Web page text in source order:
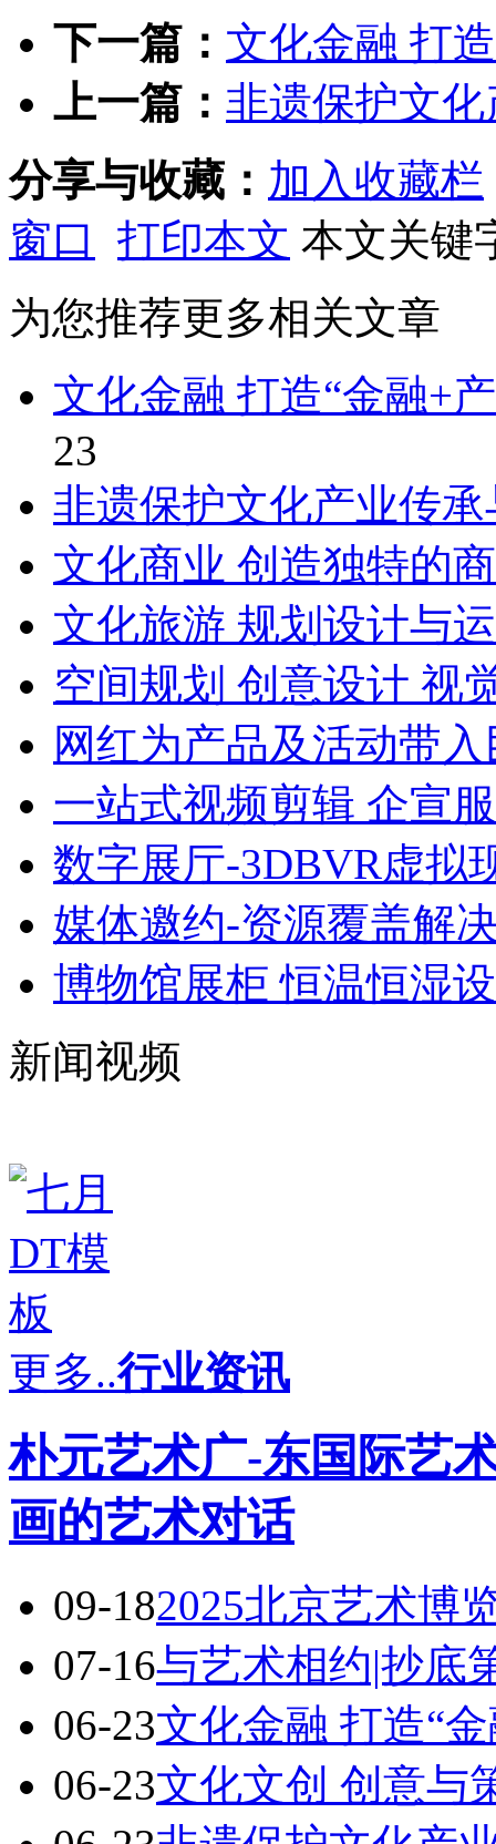
下一篇： 文化金融 打
上一篇： 非遗保护文
分享与收藏： 加入收藏栏
窗口
打印本文 本文关键
为您推荐更多相关文章
文化金融 打造“金融+
23
非遗保护文化产业传
文化商业 创造独特的
文化旅游 规划设计与
空间规划 创意设计 视
网红为产品及活动带
一站式视频剪辑 企宣
数字展厅-3DBVR虚拟
媒体邀约-资源覆盖解
博物馆展柜 恒温恒湿
新闻视频
更多..行业资讯
朴元艺术广-东国际艺
画的艺术对话
09-182025北京艺术博
07-16与艺术相约|抄底
06-23文化金融 打造“
06-23文化文创 创意与